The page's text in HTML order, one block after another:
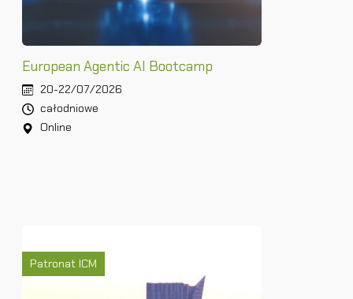
European Agentic AI Bootcamp
20-22/07/2026
całodniowe
Online
Patronat ICM